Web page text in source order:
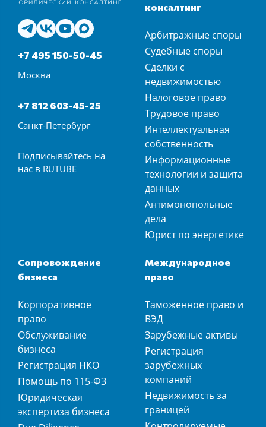
+7 495 150-50-45
Москва
+7 812 603-45-25
Санкт-Петербург
Подписывайтесь на
нас в RUTUBE
консалтинг
Арбитражные споры
Судебные споры
Сделки с
недвижимостью
Налоговое право
Трудовое право
Интеллектуальная
собственность
Информационные
технологии и защита
данных
Антимонопольные
дела
Юрист по энергетике
Сопровождение
бизнеса
Корпоративное
право
Обслуживание
бизнеса
Регистрация НКО
Помощь по 115-ФЗ
Юридическая
экспертиза бизнеса
Международное
право
Таможенное право и
ВЭД
Зарубежные активы
Регистрация
зарубежных
компаний
Недвижимость за
границей